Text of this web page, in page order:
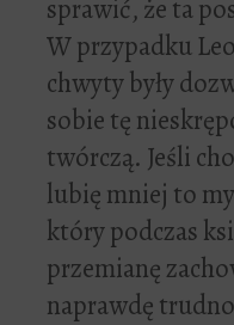
sprawić, że ta
W przypadku
chwyty były
sobie tę
twórczą. Jeśli
lubię mniej to
który podczas
przemianę
naprawdę